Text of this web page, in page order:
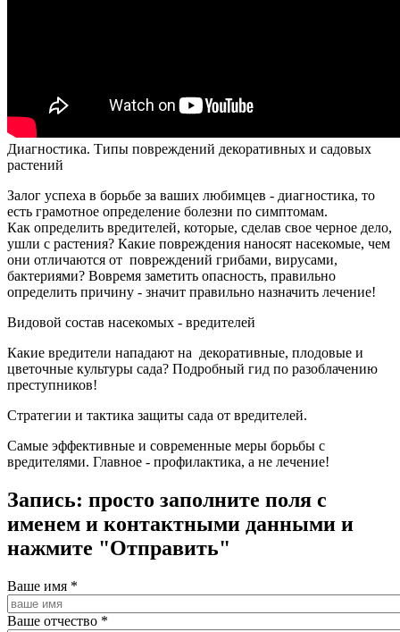
Диагностика. Типы повреждений декоративных и садовых
растений
Залог успеха в борьбе за ваших любимцев - диагностика, то
есть грамотное определение болезни по симптомам.
Как определить вредителей, которые, сделав свое черное дело,
ушли с растения? Какие повреждения наносят насекомые, чем
они отличаются от повреждений грибами, вирусами,
бактериями? Вовремя заметить опасность, правильно
определить причину - значит правильно назначить лечение!
Видовой состав насекомых - вредителей
Какие вредители нападают на декоративные, плодовые и
цветочные культуры сада? Подробный гид по разоблачению
преступников!
Стратегии и тактика защиты сада от вредителей.
Самые эффективные и современные меры борьбы с
вредителями. Главное - профилактика, а не лечение!
Запись: просто заполните поля с
именем и контактными данными и
нажмите "Отправить"
Ваше имя *
Ваше отчество *